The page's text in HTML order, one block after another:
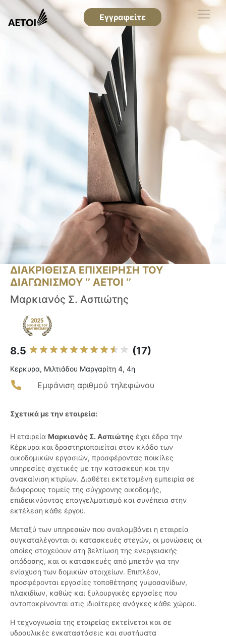
Εγγραφείτε
ΔΙΑΚΡΙΘΕΙΣΑ ΕΠΙΧΕΙΡΗΣΗ ΤΟΥ
ΔΙΑΓΩΝΙΣΜΟΥ ‘’ ΑΕΤΟΙ ‘’
Μαρκιανός Σ. Ασπιώτης
8.5 (17)
Κερκυρα, Μιλτιάδου Μαργαρίτη 4, 4η
Εμφάνιση αριθμού τηλεφώνου
Σχετικά με την εταιρεία:
Η εταιρεία Μαρκιανός Σ. Ασπιώτης έχει έδρα την
Κέρκυρα και δραστηριοποιείται στον κλάδο των
οικοδομικών εργασιών, προσφέροντας ποικίλες
υπηρεσίες σχετικές με την κατασκευή και την
ανακαίνιση κτιρίων. Διαθέτει εκτεταμένη εμπειρία σε
διάφορους τομείς της σύγχρονης οικοδομής,
επιδεικνύοντας επαγγελματισμό και συνέπεια στην
εκτέλεση κάθε έργου.
Μεταξύ των υπηρεσιών που αναλαμβάνει η εταιρεία
συγκαταλέγονται οι κατασκευές στεγών, οι μονώσεις οι
οποίες στοχεύουν στη βελτίωση της ενεργειακής
απόδοσης, και οι κατασκευές από μπετόν για την
ενίσχυση των δομικών στοιχείων. Επιπλέον,
προσφέρονται εργασίες τοποθέτησης γυψοσανίδων,
πλακιδίων, καθώς και ξυλουργικές εργασίες που
ανταποκρίνονται στις ιδιαίτερες ανάγκες κάθε χώρου.
Η τεχνογνωσία της εταιρείας εκτείνεται και σε
υδραυλικές εγκαταστάσεις και συστήματα